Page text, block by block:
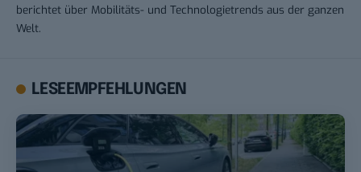
berichtet über Mobilitäts- und Technologietrends aus der ganzen
Welt.
LESEEMPFEHLUNGEN